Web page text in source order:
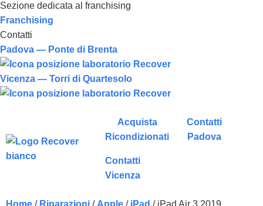
Sezione dedicata al franchising
Franchising
Contatti
Padova — Ponte di Brenta
Vicenza — Torri di Quartesolo
Acquista
Ricondizionati
Contatti
Padova
Contatti
Vicenza
Home / Riparazioni / Apple / iPad / iPad Air 3 2019